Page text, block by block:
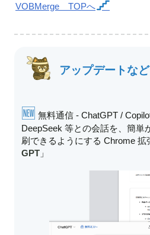
VOBMerge TOPへ
アップデートなど